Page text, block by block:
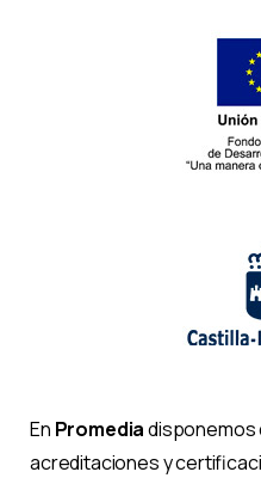
En Promediadisponemos
acreditaciones y